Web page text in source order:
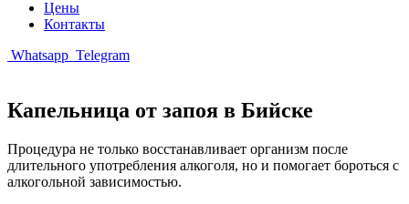
Цены
Контакты
Whatsapp Telegram
Капельница от запоя в Бийске
Процедура не только восстанавливает организм после
длительного употребления алкоголя, но и помогает бороться с
алкогольной зависимостью.